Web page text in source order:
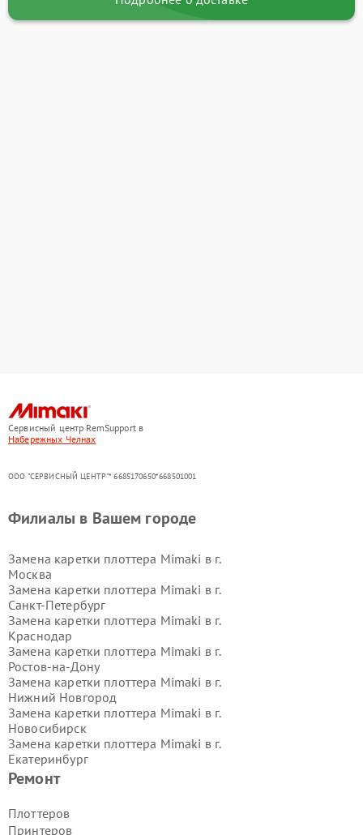
Сервисный центр RemSupport в
Набережных Челнах
ООО "СЕРВИСНЫЙ ЦЕНТР"* 6685170650*668501001
Ремонт
Плоттеров
Принтеров
Филиалы в Вашем городе
Замена каретки плоттера Mimaki в г.
Москва
Замена каретки плоттера Mimaki в г.
Санкт-Петербург
Замена каретки плоттера Mimaki в г.
Краснодар
Замена каретки плоттера Mimaki в г.
Ростов-на-Дону
Замена каретки плоттера Mimaki в г.
Нижний Новгород
Замена каретки плоттера Mimaki в г.
Новосибирск
Замена каретки плоттера Mimaki в г.
Екатеринбург
Замена каретки плоттера Mimaki в г.
Замена каретки плоттера Mimaki в г.
Воронеж